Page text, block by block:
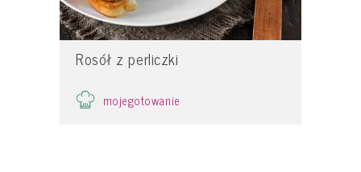
Rosół z perliczki
mojegotowanie